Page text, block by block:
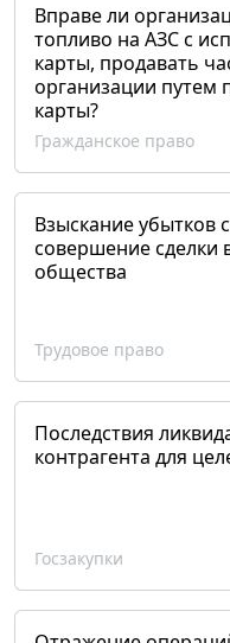
Вправе ли
топливо на АЗС с
карты, продавать
организации путем
карты?
Гражданское право
Взыскание убытков
совершение сделки
общества
Трудовое право
Последствия
контрагента для
Госзакупки